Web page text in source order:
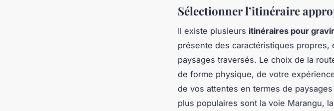
Sélectionner l’itinéraire
Il existe plusieurs itinéraires pour
présente des caractéristiques
paysages traversés. Le choix de la
de forme physique, de votre
de vos attentes en termes de
plus populaires sont la voie Marangu,